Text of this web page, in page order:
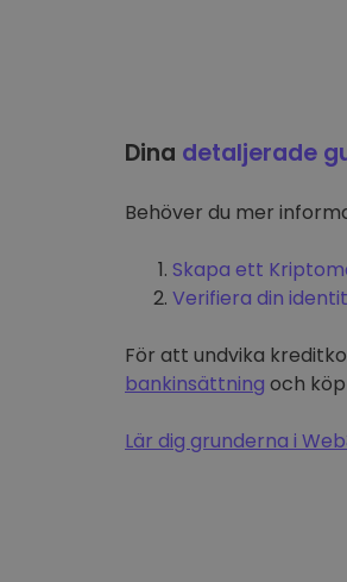
Dina detaljerade
Behöver du mer
Skapa ett
Verifiera din
För att undvika
bankinsättning och köp
Lär dig grunderna i